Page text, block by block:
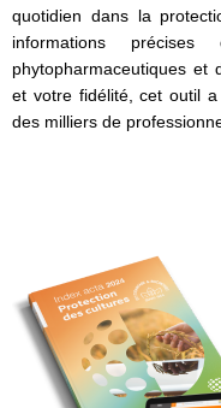
quotidien dans la
informations
phytopharmaceutiques et
et votre fidélité, cet outil
des milliers de